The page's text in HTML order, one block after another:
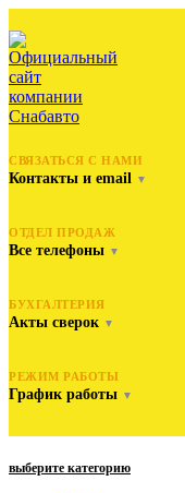
СВЯЗАТЬСЯ С НАМИ
Контакты и email ▼
ОТДЕЛ ПРОДАЖ
Все телефоны ▼
БУХГАЛТЕРИЯ
Акты сверок ▼
РЕЖИМ РАБОТЫ
График работы ▼
выберите категорию